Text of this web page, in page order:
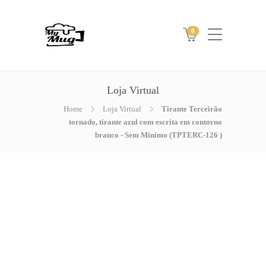
0
Loja Virtual
Home Loja Virtual
Tirante Terceirão
tornado, tirante azul com escrita em contorno
branco - Sem Mínimo (TPTERC-126 )